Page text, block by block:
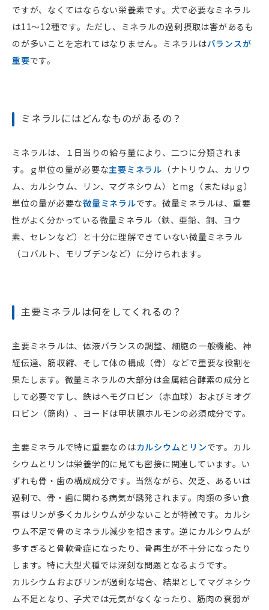
ですが、なくてはならない栄養素です。犬で必要なミネラル
は11～12種です。ただし、ミネラルの過剰摂取は害があるも
のが多いことを忘れてはなりません。ミネラルはバランスが
重要です。
ミネラルにはどんなものがあるの？
ミネラルは、１日当りの給与量により、二つに分類されま
す。ｇ単位の量が必要な主要ミネラル （ナトリウム、カリウ
ム、カルシウム、リン、マグネシウム）とmg（またはμｇ）
単位の量が必要な微量ミネラルです。微量ミネラルは、重要
性がよく分かっている微量ミネラル（鉄、亜鉛、銅、ヨウ
素、セレンなど）と十分に理解できていない微量ミネラル
（コバルト、モリブデンなど）に分けられます。
主要ミネラルは何をしてくれるの？
主要ミネラルは、体液バランスの調整、細胞の一般機能、神
経伝達、筋収縮、そして体の構成（骨）などで重要な役割を
果たします。微量ミネラルの大部分は金属結合酵素の成分と
して必要ですし、鉄はヘモグロビン（赤血球）およびミオグ
ロビン（筋肉）、ヨードは甲状腺ホルモンの必須成分です。
主要ミネラルで特に重要なのはカルシウムと リンです。カル
シウムとリンは栄養学的に見ても密接に関連しています。い
ずれも骨・歯の構成成分です。当然ながら、欠乏、あるいは
過剰で、骨・歯に関わる病気が誘発されます。肉類の多い食
事はリンが多くカルシウムが少ないことが特徴です。カルシ
ウム不足で骨のミネラル減少を招きます。逆にカルシウムが
多すぎると骨軟骨症になったり、骨再生が不十分になったり
します。特に大型犬種では深刻な問題となるようです。
カルシウムおよびリンが過剰な場合、結果としてマグネシウ
ム不足となり、子犬では元気がなくなったり、筋肉の衰弱が